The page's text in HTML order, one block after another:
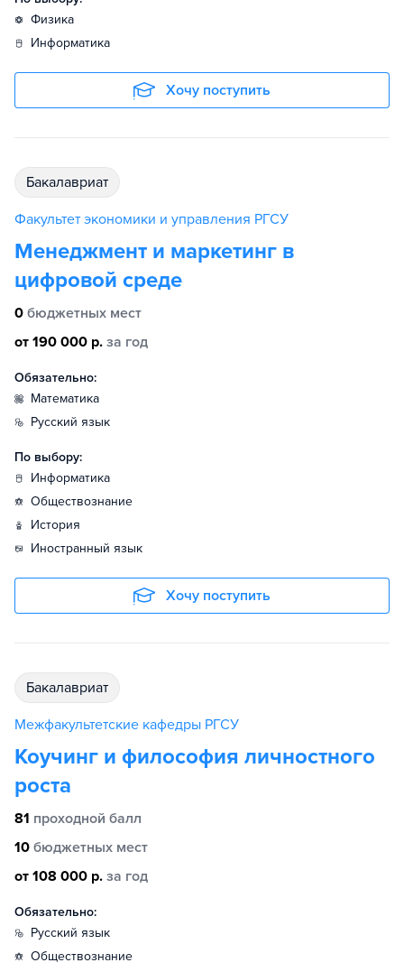
физика
информатика
Хочу поступить
бакалавриат
Факультет экономики и управления РГСУ
Менеджмент и маркетинг в
цифровой среде
0 бюджетных мест
от 190 000 р. за год
Обязательно:
математика
русский язык
По выбору:
информатика
обществознание
история
иностранный язык
Хочу поступить
бакалавриат
Межфакультетские кафедры РГСУ
Коучинг и философия личностного
роста
81 проходной балл
10 бюджетных мест
от 108 000 р. за год
Обязательно:
русский язык
обществознание